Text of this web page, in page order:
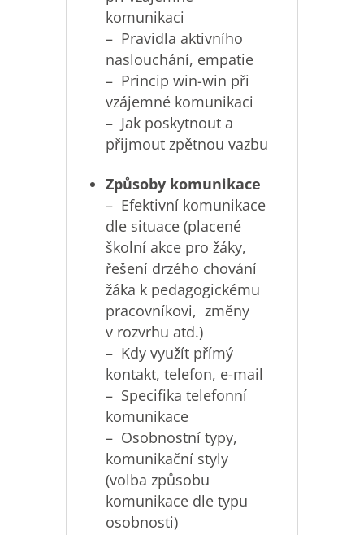
komunikaci
– Pravidla aktivního
naslouchání, empatie
– Princip win-win při
vzájemné komunikaci
– Jak poskytnout a
přijmout zpětnou vazbu
Způsoby komunikace
– Efektivní komunikace
dle situace (placené
školní akce pro žáky,
řešení drzého chování
žáka k pedagogickému
pracovníkovi, změny
v rozvrhu atd.)
– Kdy využít přímý
kontakt, telefon, e-mail
– Specifika telefonní
komunikace
– Osobnostní typy,
komunikační styly
(volba způsobu
komunikace dle typu
osobnosti)